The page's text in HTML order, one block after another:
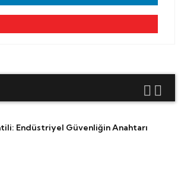
Endüstriyel Güvenliğin Anahtarı